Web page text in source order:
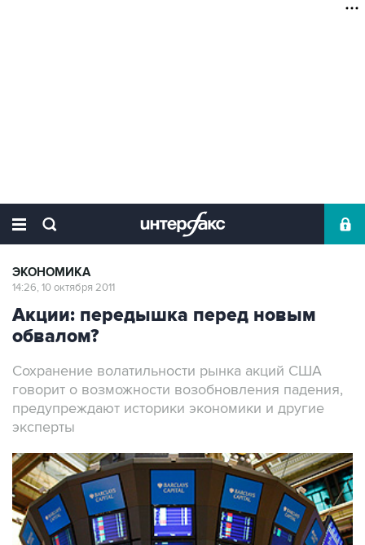
ЭКОНОМИКА
14:26, 10 октября 2011
Акции: передышка перед новым
обвалом?
Сохранение волатильности рынка акций США
говорит о возможности возобновления падения,
предупреждают историки экономики и другие
эксперты